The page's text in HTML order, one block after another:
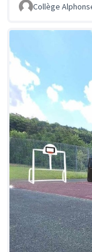
Collège